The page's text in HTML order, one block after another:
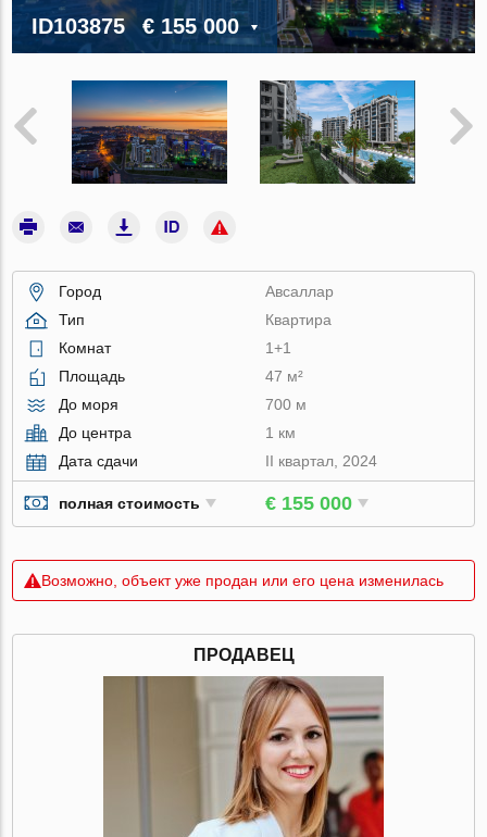
ID103875 € 155 000
Город
Авсаллар
Тип
Квартира
Комнат
1+1
Площадь
47 м²
До моря
700 м
До центра
1 км
Дата сдачи
II квартал, 2024
полная стоимость € 155 000
Возможно, объект уже продан или его цена изменилась
ПРОДАВЕЦ